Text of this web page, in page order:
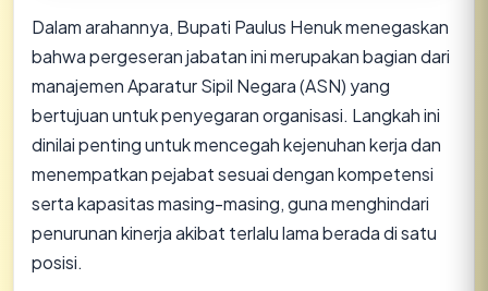
​Dalam arahannya, Bupati Paulus Henuk menegaskan
bahwa pergeseran jabatan ini merupakan bagian dari
manajemen Aparatur Sipil Negara (ASN) yang
bertujuan untuk penyegaran organisasi. Langkah ini
dinilai penting untuk mencegah kejenuhan kerja dan
menempatkan pejabat sesuai dengan kompetensi
serta kapasitas masing-masing, guna menghindari
penurunan kinerja akibat terlalu lama berada di satu
posisi.